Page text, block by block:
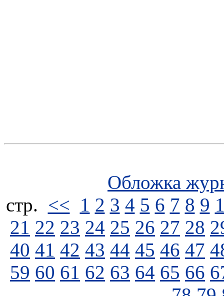
Обложка
стp. << 1 2 3 4 5 6 7 8 9
21 22 23 24 25 26 27 28
40 41 42 43 44 45 46 47
59 60 61 62 63 64 65 66